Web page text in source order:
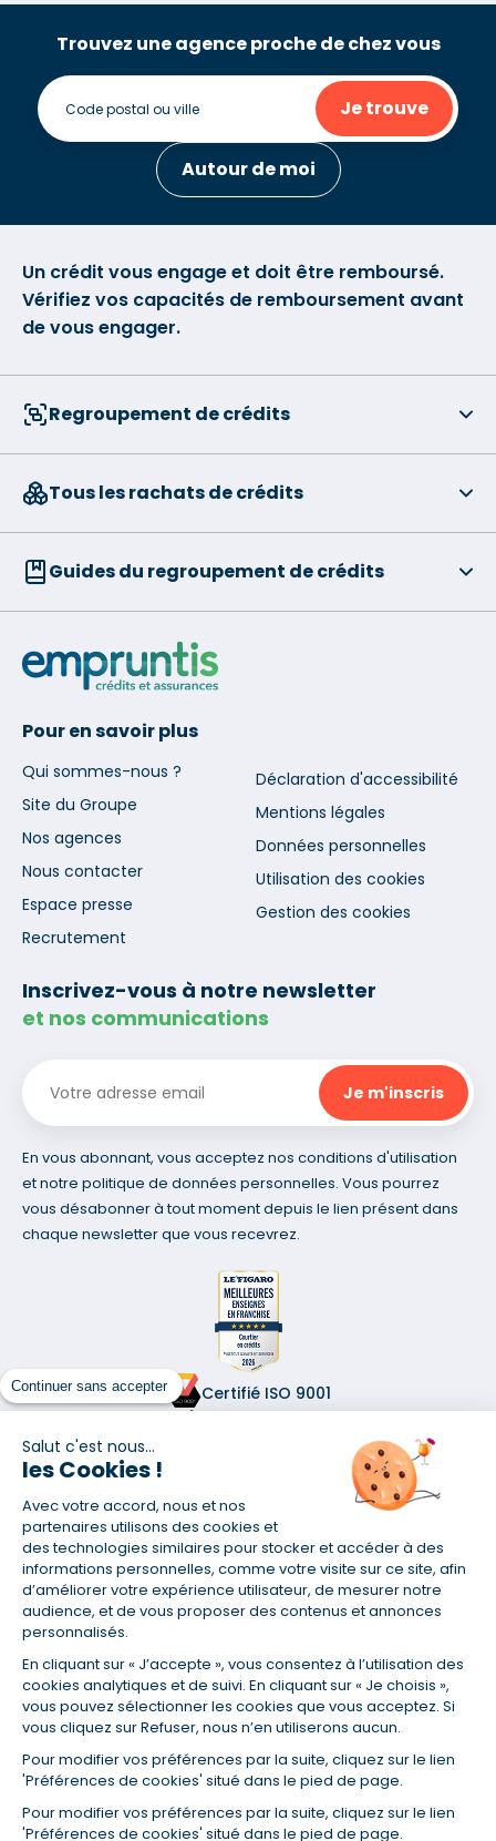
Continuer sans accepter
Salut c'est nous...
les Cookies !
Avec votre accord, nous et nos
partenaires utilisons des cookies et
des technologies similaires pour stocker et accéder à des
informations personnelles, comme votre visite sur ce site, afin
d’améliorer votre expérience utilisateur, de mesurer notre
audience, et de vous proposer des contenus et annonces
personnalisés.
En cliquant sur « J’accepte », vous consentez à l’utilisation des
cookies analytiques et de suivi. En cliquant sur « Je choisis »,
vous pouvez sélectionner les cookies que vous acceptez. Si
vous cliquez sur Refuser, nous n’en utiliserons aucun.
Pour modifier vos préférences par la suite, cliquez sur le lien
'Préférences de cookies' situé dans le pied de page.
Pour modifier vos préférences par la suite, cliquez sur le lien
'Préférences de cookies' situé dans le pied de page.
Trouvez une agence proche de chez vous
Je trouve
Autour de moi
Un crédit vous engage et doit être remboursé.
Vérifiez vos capacités de remboursement avant
de vous engager.
Regroupement de crédits
Tous les rachats de crédits
Guides du regroupement de crédits
Pour en savoir plus
Qui sommes-nous ?
Site du Groupe
Nos agences
Nous contacter
Espace presse
Recrutement
Déclaration d'accessibilité
Mentions légales
Données personnelles
Utilisation des cookies
Gestion des cookies
Inscrivez-vous à notre newsletter
et nos communications
En vous abonnant, vous acceptez nos conditions d'utilisation
et notre politique de données personnelles. Vous pourrez
vous désabonner à tout moment depuis le lien présent dans
chaque newsletter que vous recevrez.
Certifié ISO 9001
(1) Taux fixe national hors assurance et selon votre profil
(2) Économie de 65 % pour l'assurance d'un prêt amortissable de 330
457,23 € à 0,90 % sur 19,5 ans, accordé à un salarié non cadre assuré à
100 % (décès, PTIA, IPP, ITT, IPP) âgé de 36 ans fumeur et une personne
ans et non-fumeur, tous deux sans risque médical connu. Au
14/07/2019, coût de l'assurance proposée par la banque 179,08 €/mois
en moyenne contre 64,60 €/mois en moyenne au 14/07/2022 avec
Empruntis.com (TAEA : 0,44 %, coût total de l'assurance : 15 117,65 €).
(3) Taux minimum pour un crédit consommation d'un montant fixé entre
5 000 et 20 000 euros, selon profil et durée.
de la durée de remboursement ainsi que la hausse du coût total du
crédit.